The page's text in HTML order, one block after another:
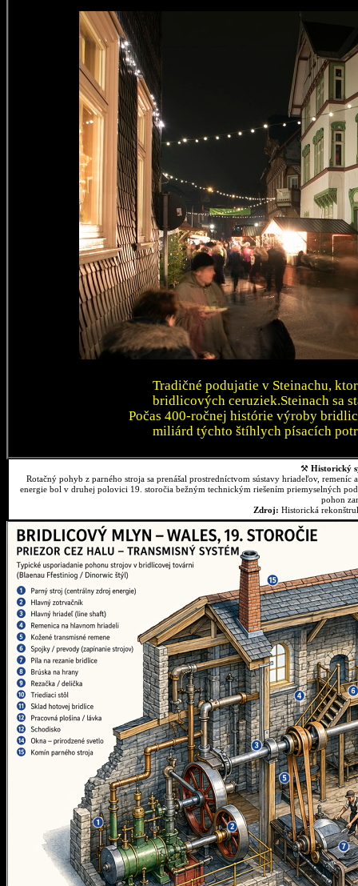
Tradičné podujatie v Steinachu,
bridlicových ceruziek.Steinach sa
Počas 400-ročnej histórie výroby
miliárd týchto štíhlych písacích
⚒ Historický
Rotačný pohyb z parného stroja sa prenášal prostredníctvom sústavy hriadeľov,
energie bol v druhej polovici 19. storočia bežným technickým riešením priemyselných
pohon
Zdroj: Historická